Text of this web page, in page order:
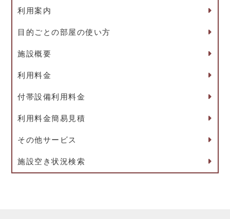
利用案内
目的ごとの部屋の使い方
施設概要
利用料金
付帯設備利用料金
利用料金簡易見積
その他サービス
施設空き状況検索